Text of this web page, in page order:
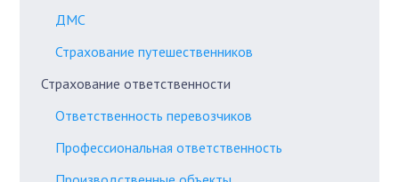
ДМС
Страхование путешественников
Страхование ответственности
Ответственность перевозчиков
Профессиональная ответственность